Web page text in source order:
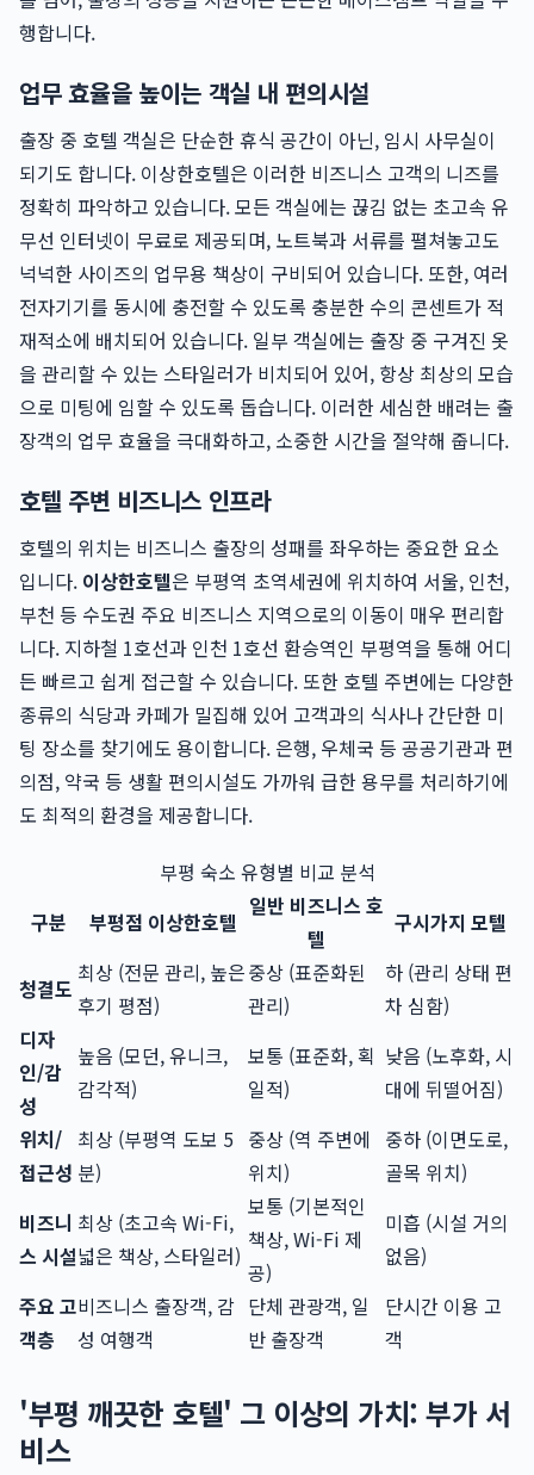
행합니다.
업무 효율을 높이는 객실 내 편의시설
출장 중 호텔 객실은 단순한 휴식 공간이 아닌, 임시 사무실이
되기도 합니다. 이상한호텔은 이러한 비즈니스 고객의 니즈를
정확히 파악하고 있습니다. 모든 객실에는 끊김 없는 초고속 유
무선 인터넷이 무료로 제공되며, 노트북과 서류를 펼쳐놓고도
넉넉한 사이즈의 업무용 책상이 구비되어 있습니다. 또한, 여러
전자기기를 동시에 충전할 수 있도록 충분한 수의 콘센트가 적
재적소에 배치되어 있습니다. 일부 객실에는 출장 중 구겨진 옷
을 관리할 수 있는 스타일러가 비치되어 있어, 항상 최상의 모습
으로 미팅에 임할 수 있도록 돕습니다. 이러한 세심한 배려는 출
장객의 업무 효율을 극대화하고, 소중한 시간을 절약해 줍니다.
호텔 주변 비즈니스 인프라
호텔의 위치는 비즈니스 출장의 성패를 좌우하는 중요한 요소
입니다. 이상한호텔은 부평역 초역세권에 위치하여 서울, 인천,
부천 등 수도권 주요 비즈니스 지역으로의 이동이 매우 편리합
니다. 지하철 1호선과 인천 1호선 환승역인 부평역을 통해 어디
든 빠르고 쉽게 접근할 수 있습니다. 또한 호텔 주변에는 다양한
종류의 식당과 카페가 밀집해 있어 고객과의 식사나 간단한 미
팅 장소를 찾기에도 용이합니다. 은행, 우체국 등 공공기관과 편
의점, 약국 등 생활 편의시설도 가까워 급한 용무를 처리하기에
도 최적의 환경을 제공합니다.
부평 숙소 유형별 비교 분석
구분
부평점 이상한호텔
일반 비즈니스 호
텔
구시가지 모텔
청결도
최상 (전문 관리, 높은
후기 평점)
중상 (표준화된
관리)
하 (관리 상태 편
차 심함)
디자
인/감
성
높음 (모던, 유니크,
감각적)
보통 (표준화, 획
일적)
낮음 (노후화, 시
대에 뒤떨어짐)
위치/
접근성
최상 (부평역 도보 5
분)
중상 (역 주변에
위치)
중하 (이면도로,
골목 위치)
비즈니
스 시설
최상 (초고속 Wi-Fi,
넓은 책상, 스타일러)
보통 (기본적인
책상, Wi-Fi 제
공)
미흡 (시설 거의
없음)
주요 고
객층
비즈니스 출장객, 감
성 여행객
단체 관광객, 일
반 출장객
단시간 이용 고
객
'부평 깨끗한 호텔' 그 이상의 가치: 부가 서
비스